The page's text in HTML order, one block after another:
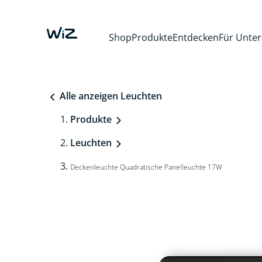
ShopProdukteEntdeckenFür
Alle anzeigen Leuchten
Produkte
Leuchten
Deckenleuchte Quadratische Panelleuchte 17W